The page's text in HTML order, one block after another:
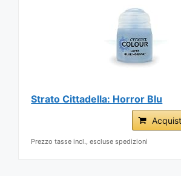
Strato Cittadella: Horror Blu
Prezzo tasse incl., escluse spedizioni